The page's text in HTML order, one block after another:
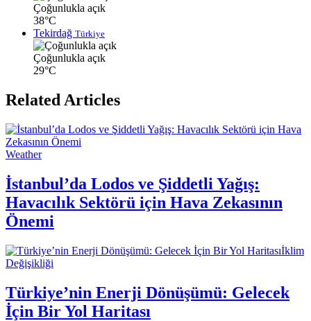
Çoğunlukla açık
38°C
Tekirdağ Türkiye
Çoğunlukla açık
29°C
Related Articles
Weather
İstanbul’da Lodos ve Şiddetli Yağış:
Havacılık Sektörü için Hava Zekasının
Önemi
İklim
Değişikliği
Türkiye’nin Enerji Dönüşümü: Gelecek
İçin Bir Yol Haritası